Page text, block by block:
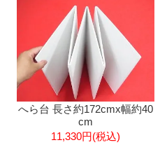
へら台 長さ約172cmx幅約40
cm
11,330円(税込)